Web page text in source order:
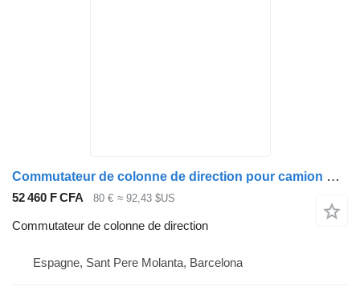
Commutateur de colonne de direction pour camion Nissan ATLEON
52 460 F CFA 80 € ≈ 92,43 $US
Commutateur de colonne de direction
Espagne, Sant Pere Molanta, Barcelona